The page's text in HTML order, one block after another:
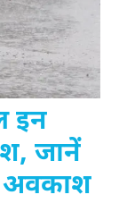
इन
जानें
अवकाश